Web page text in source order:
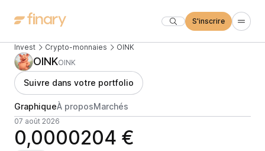
S'inscrire
Invest Crypto-monnaies OINK
OINKOINK
Suivre dans votre portfolio
GraphiqueÀ proposMarchés
07 août 2026
0,0000204 €